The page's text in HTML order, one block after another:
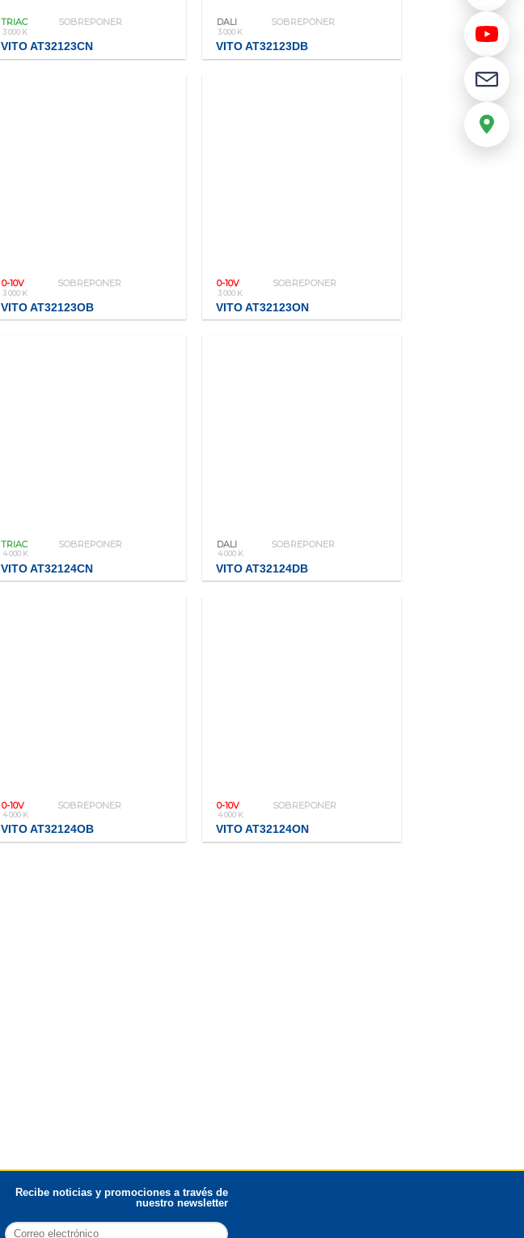
TRIAC SOBREPONER
3 000 K
VITO AT32123CN
DALI SOBREPONER
3 000 K
VITO AT32123DB
0-10V SOBREPONER
3 000 K
VITO AT32123OB
0-10V SOBREPONER
3 000 K
VITO AT32123ON
TRIAC SOBREPONER
4 000 K
VITO AT32124CN
DALI SOBREPONER
4 000 K
VITO AT32124DB
0-10V SOBREPONER
4 000 K
VITO AT32124OB
0-10V SOBREPONER
4 000 K
VITO AT32124ON
Recibe noticias y promociones a través de
nuestro newsletter